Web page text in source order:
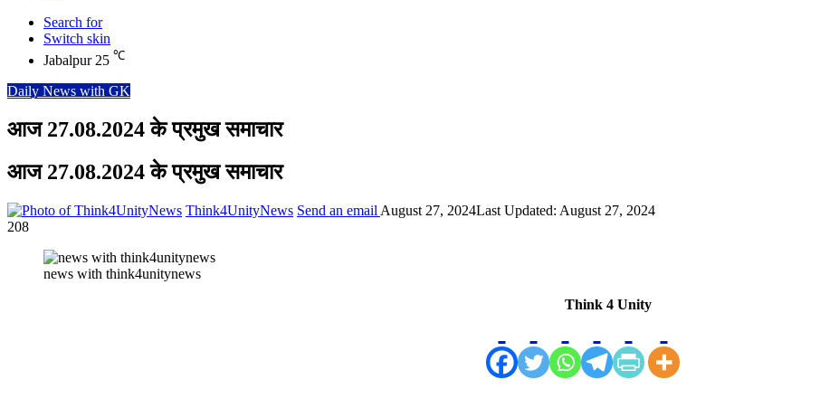
Search for
Switch skin
Jabalpur 25 ℃
Daily News with GK
आज 27.08.2024 के प्रमुख समाचार
आज 27.08.2024 के प्रमुख समाचार
Think4UnityNews Send an email August 27, 2024Last Updated: August 27, 2024
208
news with think4unitynews
Think 4 Unity